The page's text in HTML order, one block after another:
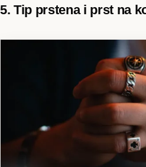
5. Tip prstena i prst na